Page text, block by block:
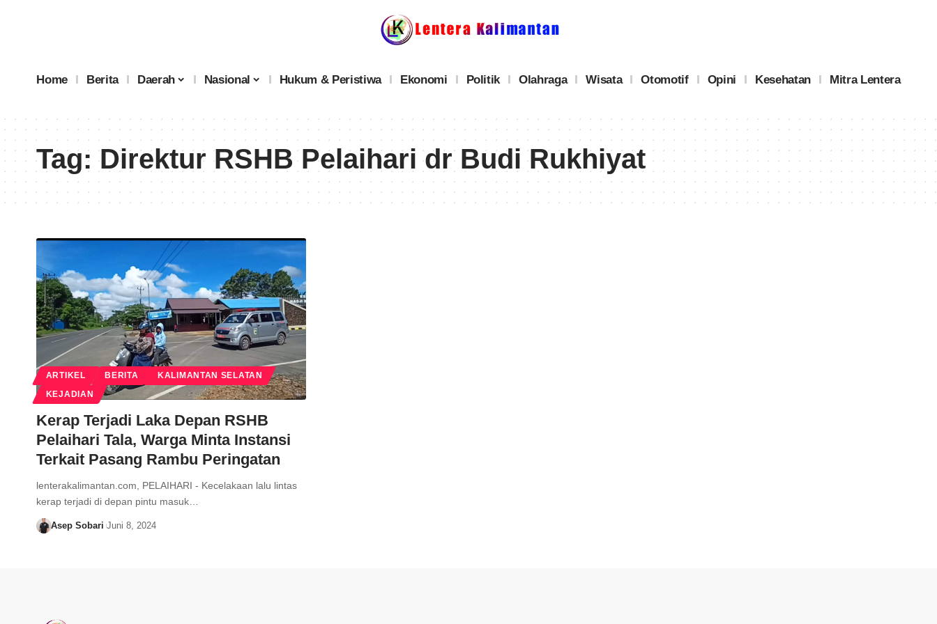
Home Berita Daerah Nasional Hukum & Peristiwa Ekonomi Politik Olahraga Wisata Otomotif Opini Kesehatan Mitra Lentera
Tag:Direktur RSHB Pelaihari dr Budi Rukhiyat
ARTIKEL BERITA KALIMANTAN SELATAN
KEJADIAN
Kerap Terjadi Laka Depan RSHB
Pelaihari Tala, Warga Minta Instansi
Terkait Pasang Rambu Peringatan
lenterakalimantan.com, PELAIHARI - Kecelakaan lalu lintas
kerap terjadi di depan pintu masuk…
Asep Sobari Juni 8, 2024